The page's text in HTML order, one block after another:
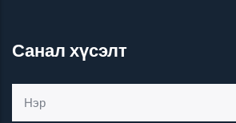
Санал хүсэлт